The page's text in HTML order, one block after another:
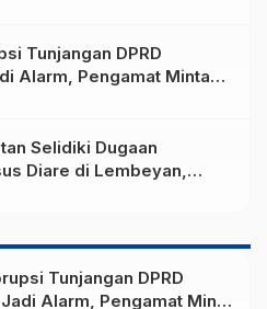
Tunjangan DPRD
Alarm, Pengamat Minta
Tata Kelola
Selidiki Dugaan
Diare di Lembeyan,
Epidemiologi
Tunjangan DPRD
Alarm, Pengamat Minta